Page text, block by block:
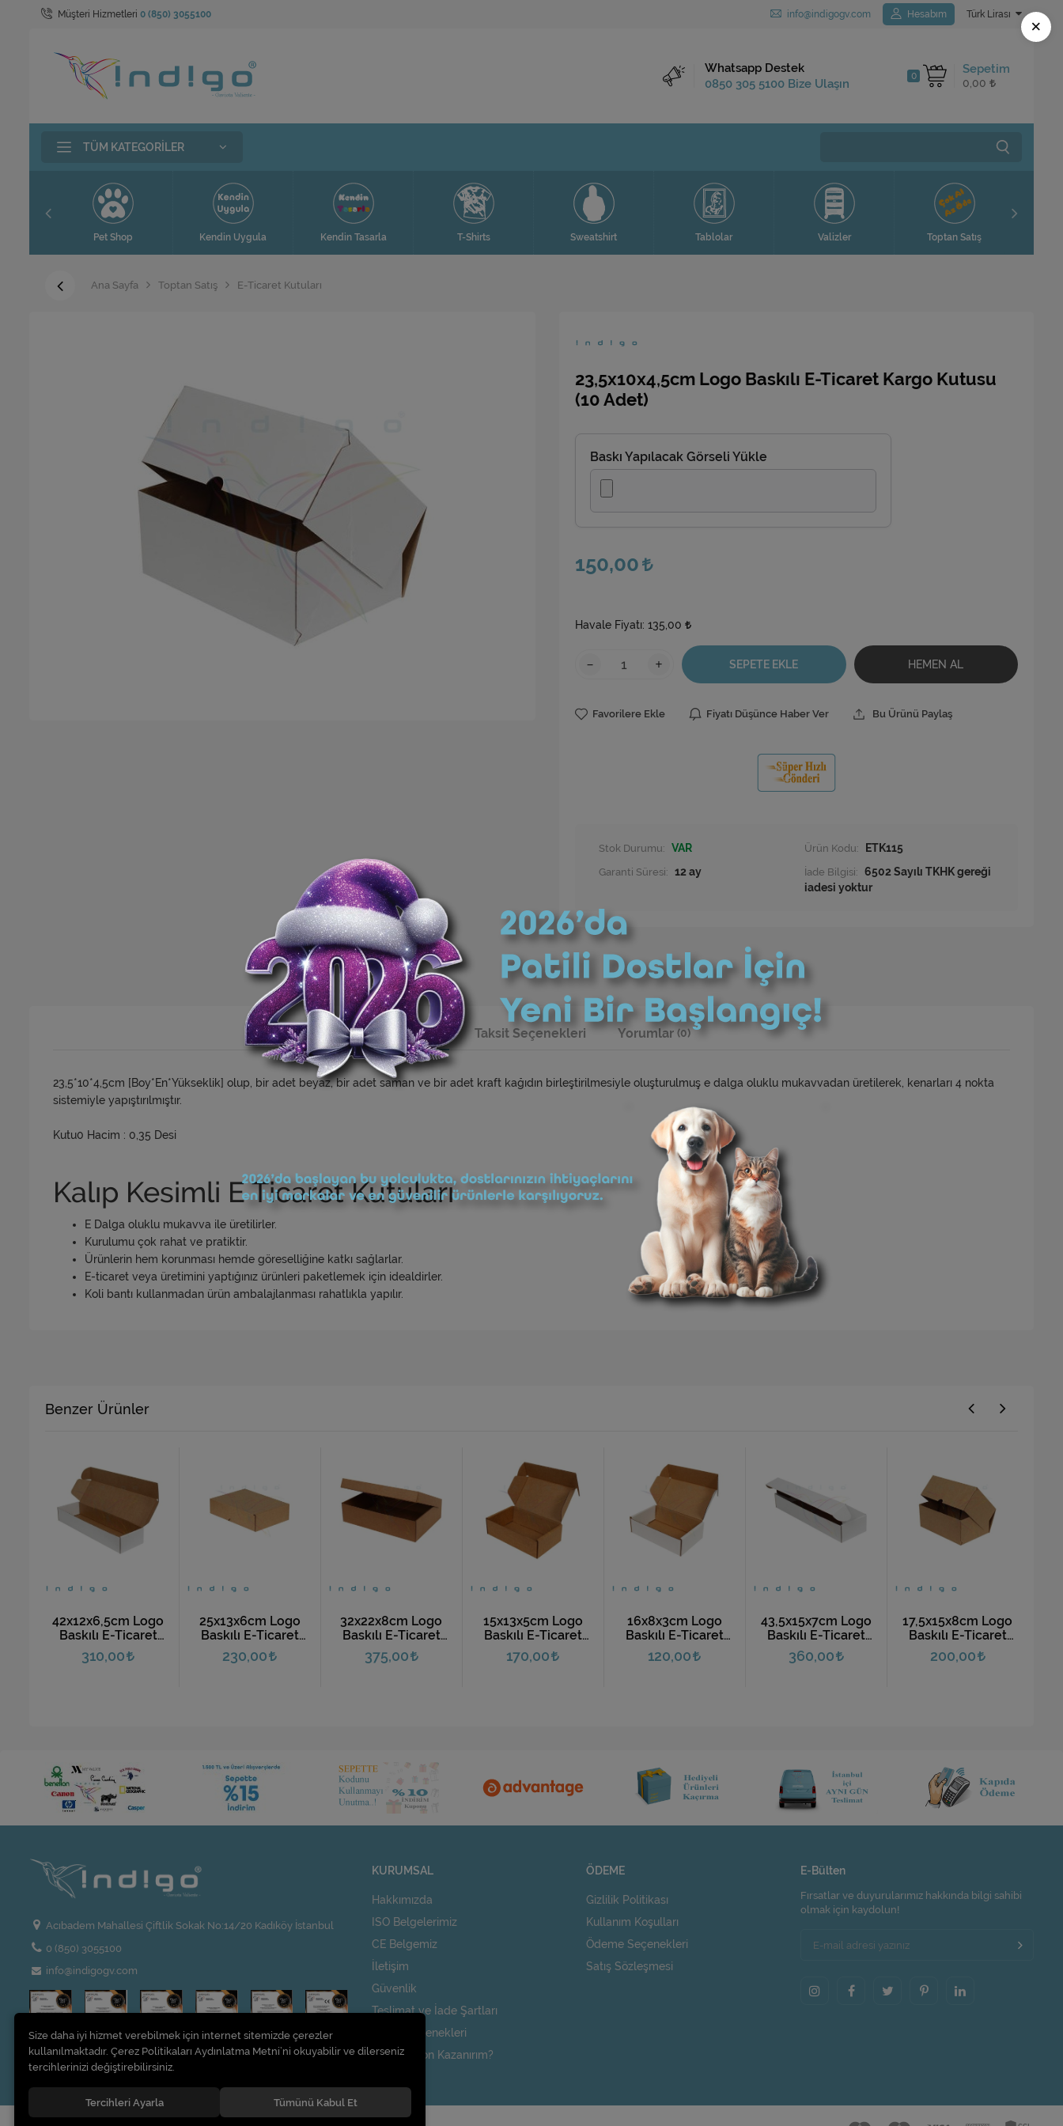
Müşteri Hizmetleri 0 (850) 3055100 info@indigogv.com Hesabım Türk Lirası
Sepetim
0
0,00
Kargo Bedava
1.250 TL ve Üzeri
Whatsapp Destek
0850 305 5100 Bize Ulaşın
TÜM KATEGORILER
Pet Shop Kendin Uygula Kendin Tasarla T-Shirts Sweatshirt Tablolar Valizler Toptan Satış
Ana Sayfa Toptan Satış E-Ticaret Kutuları
23,5x10x4,5cm Logo Baskılı E-Ticaret Kargo Kutusu
(10 Adet)
Baskı Yapılacak Görseli Yükle
150,00
Havale Fiyatı: 135,00
- + SEPETE EKLE HEMEN AL
Favorilere Ekle Fiyatı Düşünce Haber Ver Bu Ürünü Paylaş
Stok Durumu: VAR Ürün Kodu:
ETK115
Garanti Süresi: 12 ay İade Bilgisi:
Ürün Bilgisi Taksit Seçenekleri Yorumlar (0)
23,5*10*4,5cm [Boy*En*Yükseklik] olup, bir adet beyaz, bir adet saman ve bir adet kraft kağıdın birleştirilmesiyle oluşturulmuş e dalga oluklu mukavvadan üretilerek, kenarları 4 nokta
sistemiyle yapıştırılmıştır.
Kutu0 Hacim : 0,35 Desi
Kalıp Kesimli E Ticaret Kutuları
E Dalga oluklu mukavva ile üretilirler.
Kurulumu çok rahat ve pratiktir.
Ürünlerin hem korunması hemde göreselliğine katkı sağlarlar.
E-ticaret veya üretimini yaptığınız ürünleri paketlemek için idealdirler.
Koli bantı kullanmadan ürün ambalajlanması rahatlıkla yapılır.
Benzer Ürünler
42x12x6,5cm Logo
Baskılı E-Ticaret
Kargo Kutusu (10
Adet)
310,00
25x13x6cm Logo
Baskılı E-Ticaret
Kargo Kutusu (10
Adet)
230,00
32x22x8cm Logo
Baskılı E-Ticaret
Kargo Kutusu (10
Adet)
375,00
15x13x5cm Logo
Baskılı E-Ticaret
Kargo Kutusu (10
Adet)
170,00
16x8x3cm Logo
Baskılı E-Ticaret
Kargo Kutusu (10
Adet)
120,00
43,5x15x7cm Logo
Baskılı E-Ticaret
Kargo Kutusu (10
Adet)
360,00
17,5x15x8cm Logo
Baskılı E-Ticaret
Kargo Kutusu (10
Adet)
200,00
Acıbadem Mahallesi Çiftlik Sokak No:14/20 Kadıköy İstanbul
0 (850) 3055100
info@indigogv.com
E-Bülten
Fırsatlar ve duyurularımız hakkında bilgi sahibi
olmak için kaydolun!
KURUMSAL
Hakkımızda
ISO Belgelerimiz
CE Belgemiz
İletişim
Güvenlik
Teslimat ve İade Şartları
Kargo Seçenekleri
Nasıl Kupon Kazanırım?
ÖDEME
Gizlilik Politikası
Kullanım Koşulları
Ödeme Seçenekleri
Satış Sözleşmesi
Size daha iyi hizmet verebilmek için internet sitemizde çerezler
kullanılmaktadır. Çerez Politikaları Aydınlatma Metni’ni okuyabilir ve dilerseniz
tercihlerinizi değiştirebilirsiniz.
Tercihleri Ayarla Tümünü Kabul Et
×